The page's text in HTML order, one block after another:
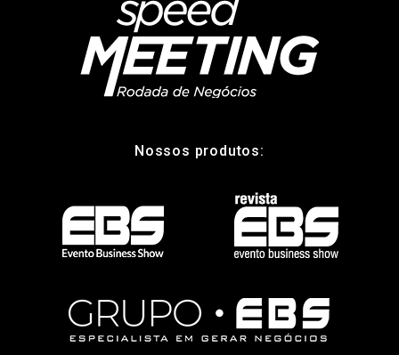
Nossos produtos: